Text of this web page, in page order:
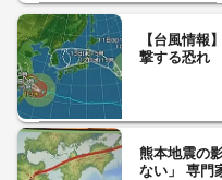
【台風情報
撃する恐れ
熊本地震の
ない」 専門